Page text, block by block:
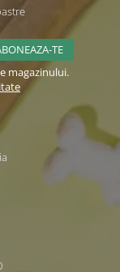
magazinului.